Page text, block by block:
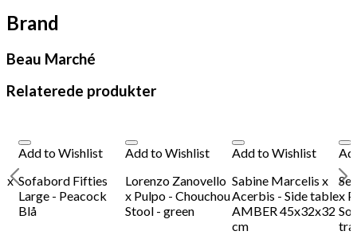
Brand
Beau Marché
Relaterede produkter
x
Add to Wishlist
Sofabord Fifties
Large - Peacock
Blå
Add to Wishlist
Lorenzo Zanovello
x Pulpo - Chouchou
Stool - green
Add to Wishlist
Sabine Marcelis x
Acerbis - Side table
AMBER 45x32x32
cm
x